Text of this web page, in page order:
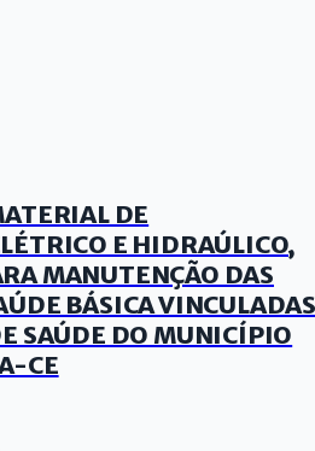
DE
E HIDRAÚLICO,
MANUTENÇÃO DAS
BÁSICA VINCULADAS
SAÚDE DO MUNICÍPIO
CE